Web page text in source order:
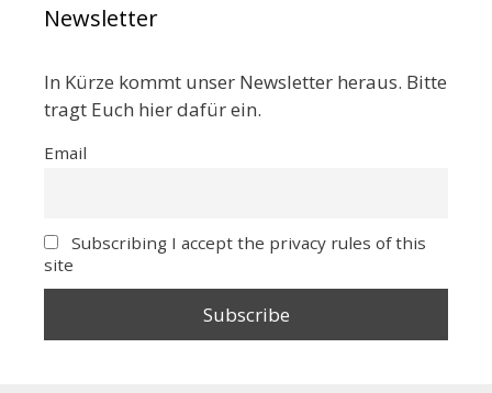
Newsletter
In Kürze kommt unser Newsletter heraus. Bitte
tragt Euch hier dafür ein.
Email
Subscribing I accept the privacy rules of this
site